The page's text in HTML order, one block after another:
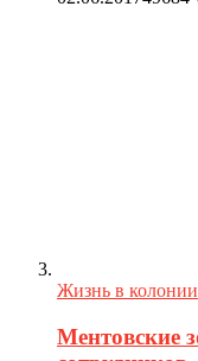
Жизнь в колонии
Ментовские